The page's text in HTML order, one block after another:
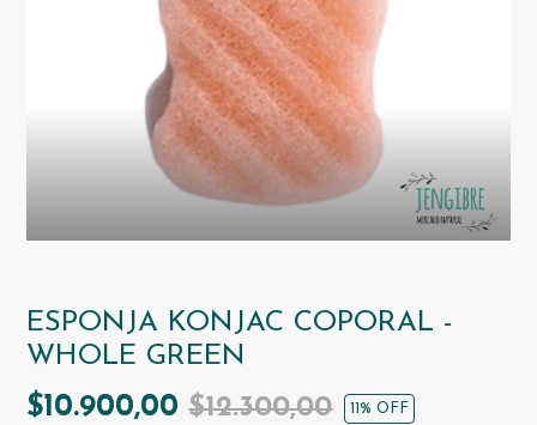
ESPONJA KONJAC COPORAL -
WHOLE GREEN
$10.900,00$12.300,00 11% OFF